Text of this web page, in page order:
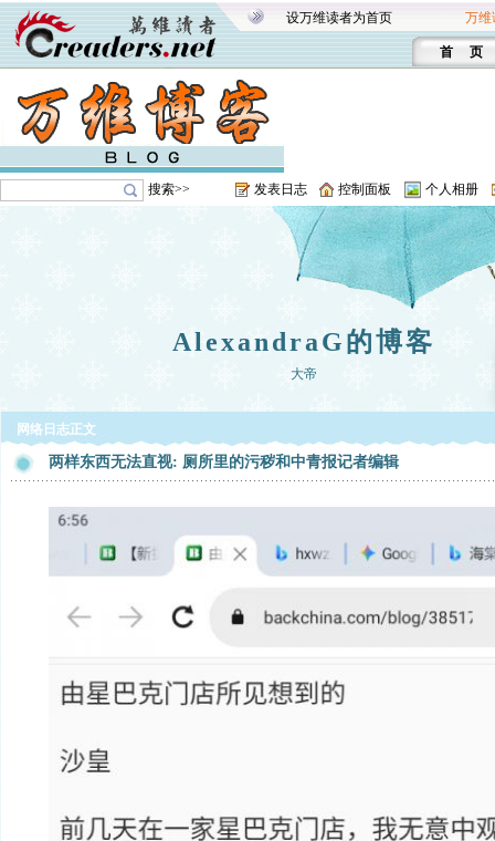
设万维读者为首页 万维
首 页
搜索>> 发表日志 控制面板 个人相册
AlexandraG的博客
大帝
网络日志正文
两样东西无法直视: 厕所里的污秽和中青报记者编辑